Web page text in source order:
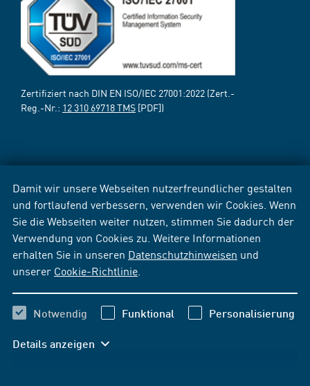
Damit wir unsere Webseiten nutzerfreundlicher gestalten
und fortlaufend verbessern, verwenden wir Cookies. Wenn
Sie die Webseiten weiter nutzen, stimmen Sie dadurch der
Verwendung von Cookies zu. Weitere Informationen
erhalten Sie in unseren Datenschutzhinweisen und
unserer Cookie-Richtlinie
Notwendig Funktional Personalisierung
Details anzeigen
Zertifiziert nach DIN EN ISO/IEC 27001:2022 (Zert.-
Reg.-Nr.: 12 310 69718 TMS [PDF])